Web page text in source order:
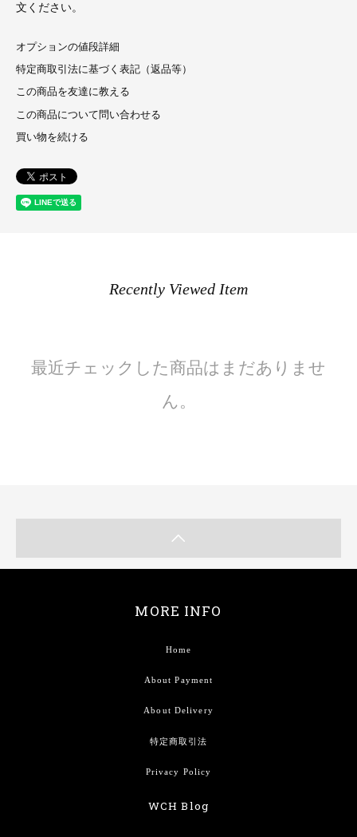
文ください。
オプションの値段詳細
特定商取引法に基づく表記（返品等）
この商品を友達に教える
この商品について問い合わせる
買い物を続ける
Recently Viewed Item
最近チェックした商品はまだありませ
ん。
MORE INFO
Home
About Payment
About Delivery
特定商取引法
Privacy Policy
WCH Blog